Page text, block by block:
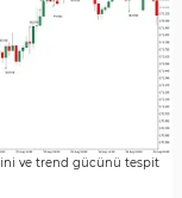
ve trend gücünü tespit